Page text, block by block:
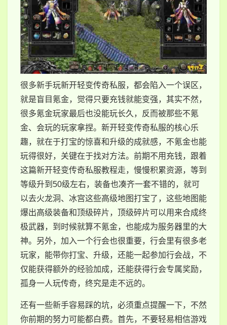
很多新手玩新开轻变传奇私服，都会陷入一个误区，
就是盲目氪金，觉得只要充钱就能变强，其实不然，
很多氪金玩家最后也没能玩长久，反而被那些不氪
金、会玩的玩家拿捏。新开轻变传奇私服的核心乐
趣，就在于打宝的惊喜和升级的成就感，不氪金也能
玩得很好，关键在于找对方法。前期不用充钱，跟着
这篇新开轻变传奇私服教程走，慢慢积累资源，等到
等级升到50级左右，装备也凑齐一套不错的，就可
以去火龙洞、冰宫这些高级地图打宝了，这些地图能
爆出高级装备和顶级碎片，顶级碎片可以用来合成终
极武器，到时候就算不氪金，也能成为服务器里的大
神。另外，加入一个行会也很重要，行会里有很多老
玩家，能带你打宝、升级，还能一起参加行会战，不
仅能获得额外的经验加成，还能获得行会专属奖励，
孤身一人玩传奇，终究是走不远的。
还有一些新手容易踩的坑，必须重点提醒一下，不然
你前期的努力可能都白费。首先，不要轻易相信游戏